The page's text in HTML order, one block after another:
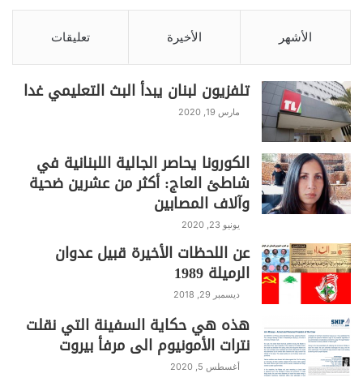
*محام مغترب مقيم في المكسيك
F
a
c
e
b
o
k
T
w
itt
er
W
h
at
A
p
T
el
e
gr
a
m
Pr
in
t
C
o
p
y
Li
k
S
h
e
الأشهر الأخيرة تعليقات
تلفزيون لبنان يبدأ البث التعليمي غدا
مارس 19, 2020
الكورونا يحاصر الجالية اللبنانية في
شاطئ العاج: أكثر من عشرين ضحية
وآلاف المصابين
يونيو 23, 2020
عن اللحظات الأخيرة قبيل عدوان
الرميلة 1989
ديسمبر 29, 2018
هذه هي حكاية السفينة التي نقلت
نترات الأمونيوم الى مرفأ بيروت
أغسطس 5, 2020